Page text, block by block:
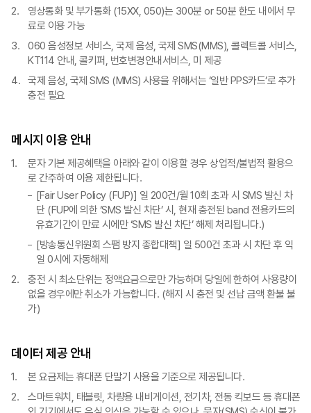
영상통화 및 부가통화 (15XX, 050)는 300분 or 50분 한도 내에서 무
료로 이용 가능
060 음성정보 서비스, 국제 음성, 국제 SMS(MMS), 콜렉트콜 서비스,
KT114 안내, 콜키퍼, 번호변경안내서비스, 미 제공
국제 음성, 국제 SMS (MMS) 사용을 위해서는 ‘일반 PPS카드’로 추가
충전 필요
메시지 이용 안내
문자 기본 제공혜택을 아래와 같이 이용할 경우 상업적/불법적 활용으
로 간주하여 이용 제한됩니다.
[Fair User Policy (FUP)] 일 200건/월 10회 초과 시 SMS 발신 차
단 (FUP에 의한 ‘SMS 발신 차단’ 시, 현재 충전된 band 전용카드의
유효기간이 만료 시에만 ‘SMS 발신 차단’ 해제 처리됩니다.)
[방송통신위원회 스팸 방지 종합대책] 일 500건 초과 시 차단 후 익
일 0시에 자동해제
충전 시 최소단위는 정액요금으로만 가능하며 당일에 한하여 사용량이
없을 경우에만 취소가 가능합니다. (해지 시 충전 및 선납 금액 환불 불
가)
데이터 제공 안내
본 요금제는 휴대폰 단말기 사용을 기준으로 제공됩니다.
스마트워치, 태블릿, 차량용 내비게이션, 전기차, 전동 킥보드 등 휴대폰